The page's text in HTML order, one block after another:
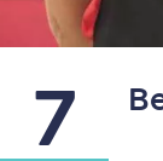
7